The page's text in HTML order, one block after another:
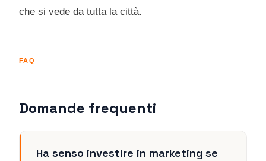
che si vede da tutta la città.
FAQ
Domande frequenti
Ha senso investire in marketing se